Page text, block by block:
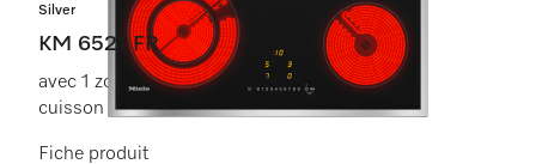
Silver
KM 6521 FR
avec 1 zone de cuisson/rôtissage et 1 zone de
cuisson à diàmètre variable
Fiche produit